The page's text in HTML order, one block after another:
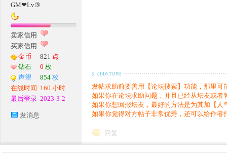
GM❤Lv③
卖家信用
买家信用
金币
821 点
钻石
0 枚
声望
854 枚
在线时间 160 小时
最后登录 2023-3-2
发消息
发帖求助前要善用【论坛搜索】功能，那里可
如果你在论坛求助问题，并且已经从坛友或
如果你想回报坛友，最好的方法是为其加【
如果你觉得对方帖子非常优秀，还可以给作
回复